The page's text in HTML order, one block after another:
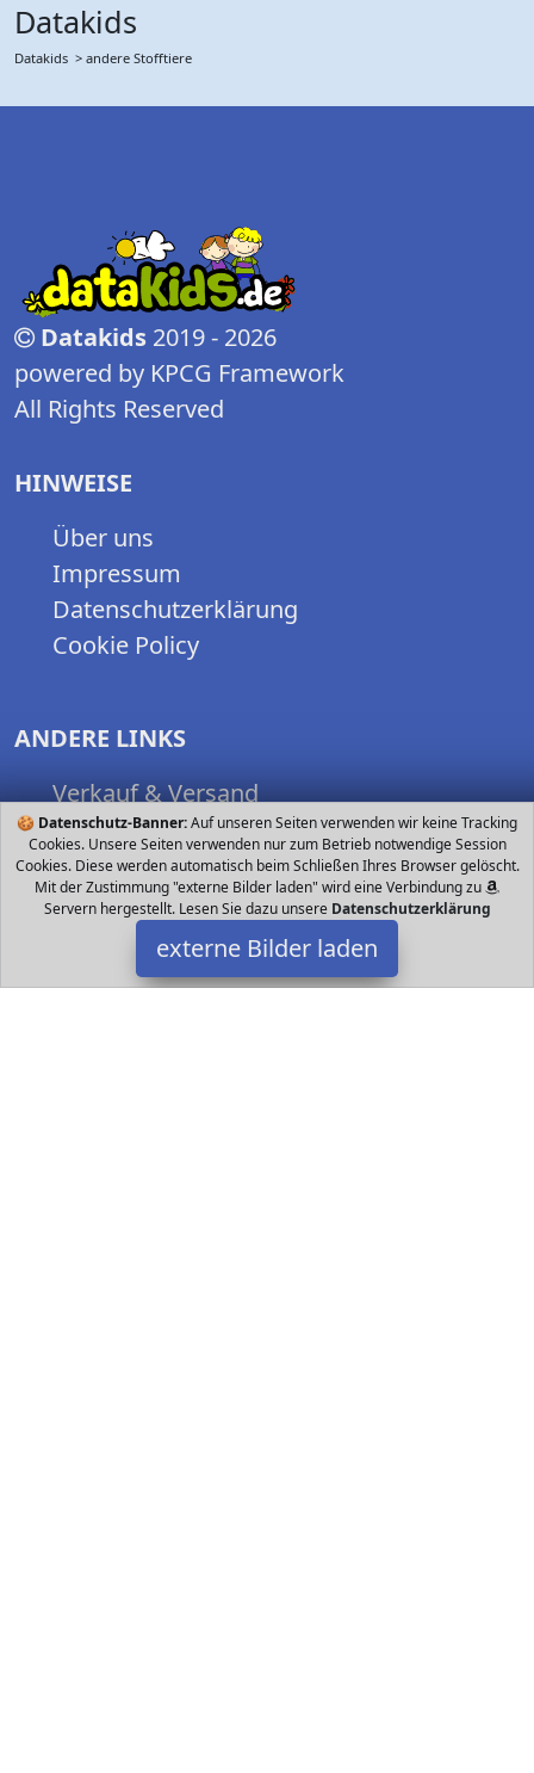
Datakids
Datakids > andere Stofftiere
🍪 Datenschutz-Banner:Auf unseren Seiten verwenden wir keine Tracking
Cookies. Unsere Seiten verwenden nur zum Betrieb notwendige Session
Cookies. Diese werden automatisch beim Schließen Ihres Browser gelöscht.
Mit der Zustimmung "externe Bilder laden" wird eine Verbindung zu
Servern hergestellt. Lesen Sie dazu unsere Datenschutzerklärung
externe Bilder laden
Datakids 2019 - 2026
powered by KPCG Framework
All Rights Reserved
HINWEISE
Über uns
Impressum
Datenschutzerklärung
Cookie Policy
ANDERE LINKS
Verkauf & Versand
Nutzungsbedingungen
Spielsachen finden